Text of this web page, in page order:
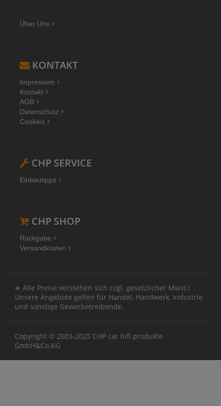
Über Uns
KONTAKT
Impressum
Kontakt
AGB
Datenschutz
Cookies
CHP SERVICE
Einbautipps
CHP SHOP
Rückgabe
Versandkosten
∗ Alle Preise verstehen sich zzgl. gesetzlicher Mwst.!
Unsere Angebote gelten für Handel, Handwerk, Industrie
und sonstige Gewerbetreibende.
Copyright © 2003-2025 CHP car hifi produkte
GmbH&Co.KG